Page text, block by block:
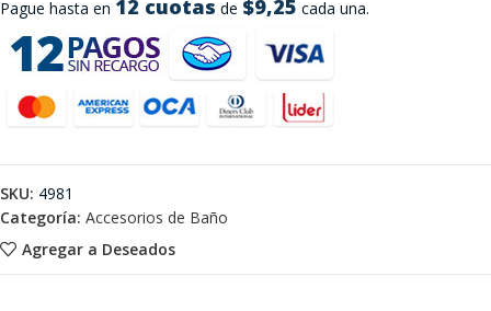
Pague hasta en 12 cuotas de $9,25 cada una.
Agregar a Deseados
SKU: 4981
Categoría: Accesorios de Baño